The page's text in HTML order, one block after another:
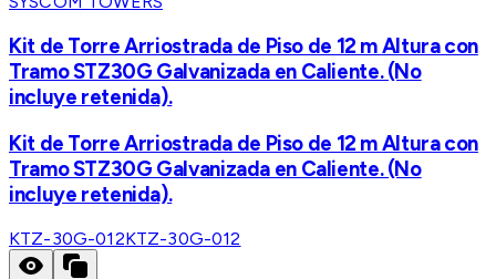
Kit de Torre Arriostrada de Piso de 12 m Altura con
Tramo STZ30G Galvanizada en Caliente. (No
incluye retenida).
Kit de Torre Arriostrada de Piso de 12 m Altura con
Tramo STZ30G Galvanizada en Caliente. (No
incluye retenida).
KTZ-30G-012KTZ-30G-012